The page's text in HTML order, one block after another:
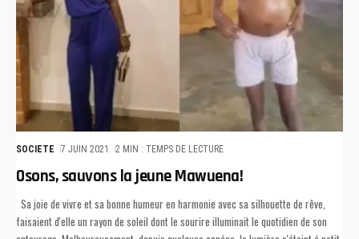
SOCIETE 7 JUIN 2021 2 MIN : TEMPS DE LECTURE
Osons, sauvons la jeune Mawuena!
Sa joie de vivre et sa bonne humeur en harmonie avec sa silhouette de rêve,
faisaient d'elle un rayon de soleil dont le sourire illuminait le quotidien de son